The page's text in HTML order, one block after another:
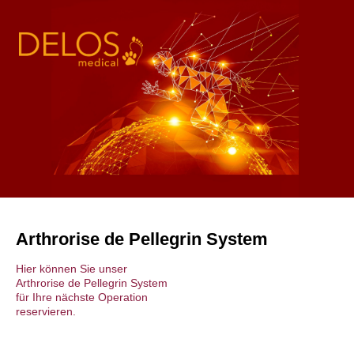
Arthrorise de Pellegrin System
Hier können Sie unser
Arthrorise de Pellegrin System
für Ihre nächste Operation
reservieren.